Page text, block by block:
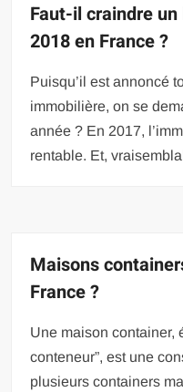
Faut-il craindre
2018 en France ?
Puisqu’il est annoncé
immobilière, on se
année ? En 2017,
rentable. Et,
Maisons
France ?
Une maison container,
conteneur”, est une
plusieurs containers